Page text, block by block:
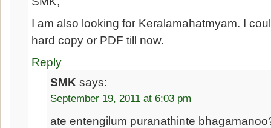
I am also looking for Keralamahatmyam. I
hard copy or PDF till now.
Reply
SMK says:
September 19, 2011 at 6:03 pm
ate entengilum puranathinte